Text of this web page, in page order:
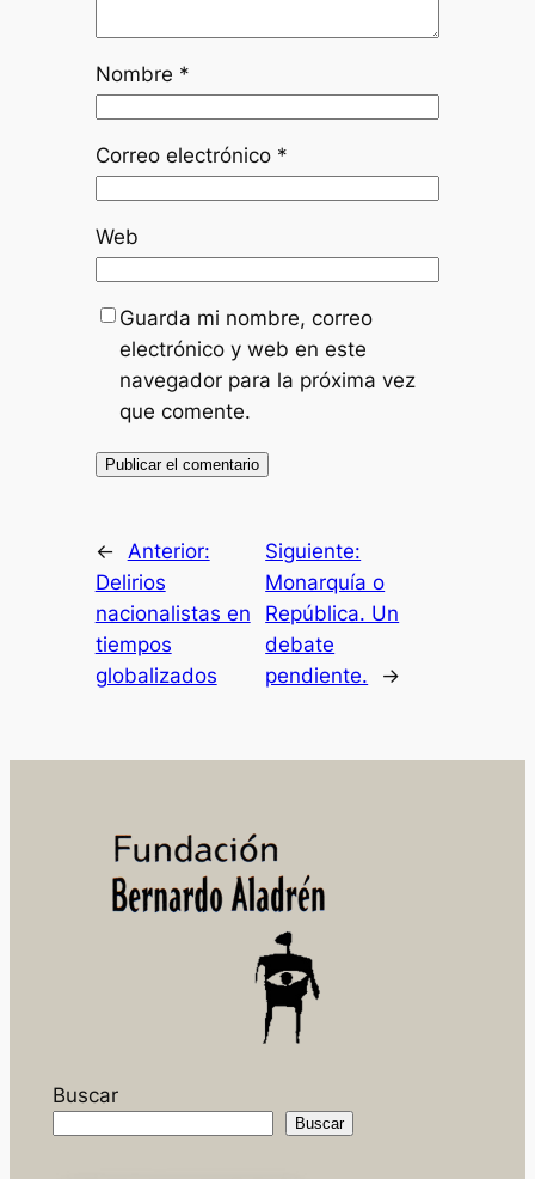
Nombre *
Correo electrónico *
Web
Guarda mi nombre, correo
electrónico y web en este
navegador para la próxima vez
que comente.
←
Anterior:
Delirios
nacionalistas en
tiempos
globalizados
Siguiente:
Monarquía o
República. Un
debate
pendiente.
→
Buscar
Buscar